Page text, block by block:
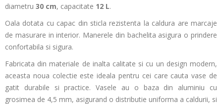
diametru 30 cm, capacitate 12 L.
Oala dotata cu capac din sticla rezistenta la caldura are marcaje
de masurare in interior. Manerele din bachelita asigura o prindere
confortabila si sigura.
Fabricata din materiale de inalta calitate si cu un design modern,
aceasta noua colectie este ideala pentru cei care cauta vase de
gatit durabile si practice. Vasele au o baza din aluminiu cu
grosimea de 4,5 mm, asigurand o distributie uniforma a caldurii, si